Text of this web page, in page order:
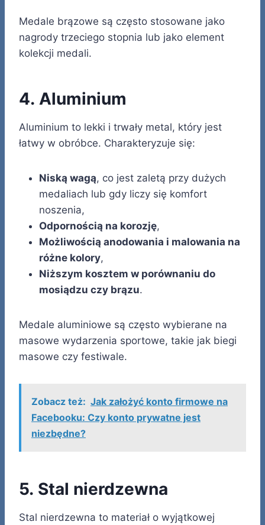
Medale brązowe są często stosowane jako
nagrody trzeciego stopnia lub jako element
kolekcji medali.
4. Aluminium
Aluminium to lekki i trwały metal, który jest
łatwy w obróbce. Charakteryzuje się:
Niską wagą, co jest zaletą przy dużych
medaliach lub gdy liczy się komfort
noszenia,
Odpornością na korozję,
Możliwością anodowania i malowania na
różne kolory,
Niższym kosztem w porównaniu do
mosiądzu czy brązu.
Medale aluminiowe są często wybierane na
masowe wydarzenia sportowe, takie jak biegi
masowe czy festiwale.
Zobacz też: Jak założyć konto firmowe na
Facebooku: Czy konto prywatne jest
niezbędne?
5. Stal nierdzewna
Stal nierdzewna to materiał o wyjątkowej